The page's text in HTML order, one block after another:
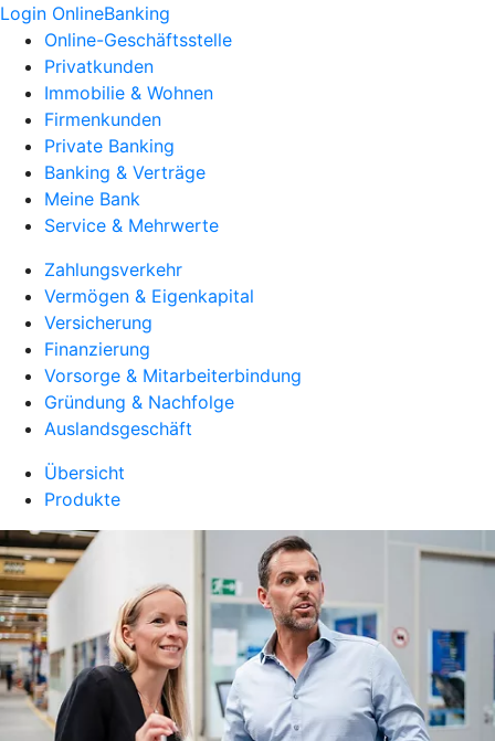
Login OnlineBanking
Online-Geschäftsstelle
Privatkunden
Immobilie & Wohnen
Firmenkunden
Private Banking
Banking & Verträge
Meine Bank
Service & Mehrwerte
Zahlungsverkehr
Vermögen & Eigenkapital
Versicherung
Finanzierung
Vorsorge & Mitarbeiterbindung
Gründung & Nachfolge
Auslandsgeschäft
Übersicht
Produkte